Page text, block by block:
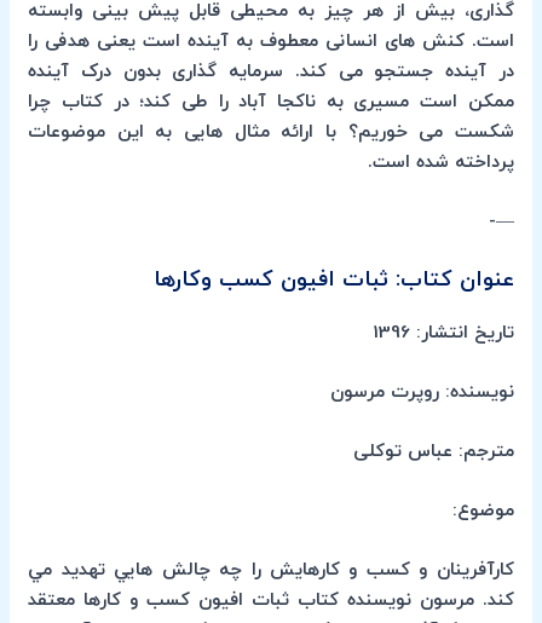
گذاری، بیش از هر چیز به محیطی قابل پیش بینی وابسته
است. کنش های انسانی معطوف به آینده است یعنی هدفی را
در آینده جستجو می کند. سرمایه گذاری بدون درک آینده
ممکن است مسیری به ناکجا آباد را طی کند؛ در کتاب چرا
شکست می خوریم؟ با ارائه مثال هایی به این موضوعات
پرداخته شده است.
—-
عنوان کتاب: ثبات افیون کسب وکارها
تاریخ انتشار: 1396
نویسنده: روپرت مرسون
مترجم: عباس توکلی
موضوع:
كارآفرينان و كسب و كارهايش را چه چالش هايي تهديد مي
كند. مرسون نويسنده كتاب ثبات افيون كسب و كارها معتقد